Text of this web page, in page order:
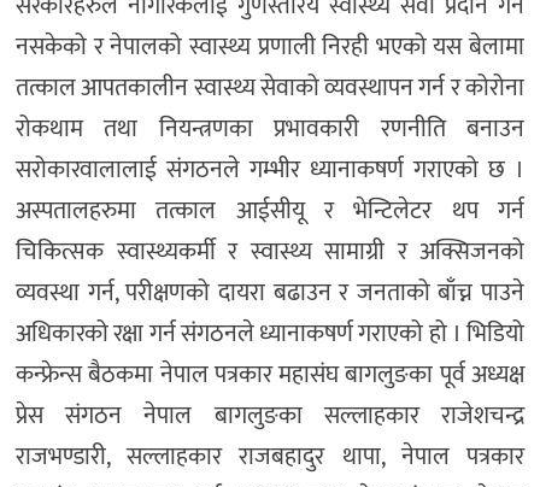
नसकेको र नेपालको स्वास्थ्य प्रणाली निरही भएको यस बेलामा
तत्काल आपतकालीन स्वास्थ्य सेवाको व्यवस्थापन गर्न र कोरोना
रोकथाम तथा नियन्त्रणका प्रभावकारी रणनीति बनाउन
सरोकारवालालाई संगठनले गम्भीर ध्यानाकषर्ण गराएको छ ।
अस्पतालहरुमा तत्काल आईसीयू र भेन्टिलेटर थप गर्न
चिकित्सक स्वास्थ्यकर्मी र स्वास्थ्य सामाग्री र अक्सिजनको
व्यवस्था गर्न, परीक्षणको दायरा बढाउन र जनताको बाँच्न पाउने
अधिकारको रक्षा गर्न संगठनले ध्यानाकषर्ण गराएको हो । भिडियो
कन्फ्रेन्स बैठकमा नेपाल पत्रकार महासंघ बागलुङका पूर्व अध्यक्ष
प्रेस संगठन नेपाल बागलुङका सल्लाहकार राजेशचन्द्र
राजभण्डारी, सल्लाहकार राजबहादुर थापा, नेपाल पत्रकार